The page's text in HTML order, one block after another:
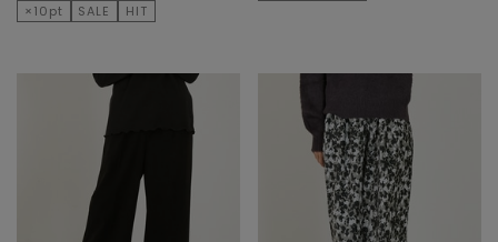
×10pt SALE HIT